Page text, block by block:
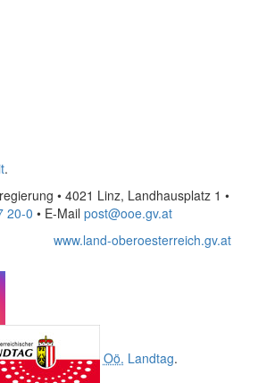
.
• 4021 Linz, Landhausplatz 1 •
20-0 • E-Mail post@ooe.gv.at
www.land-oberoesterreich.gv.at
Oö. Landtag.